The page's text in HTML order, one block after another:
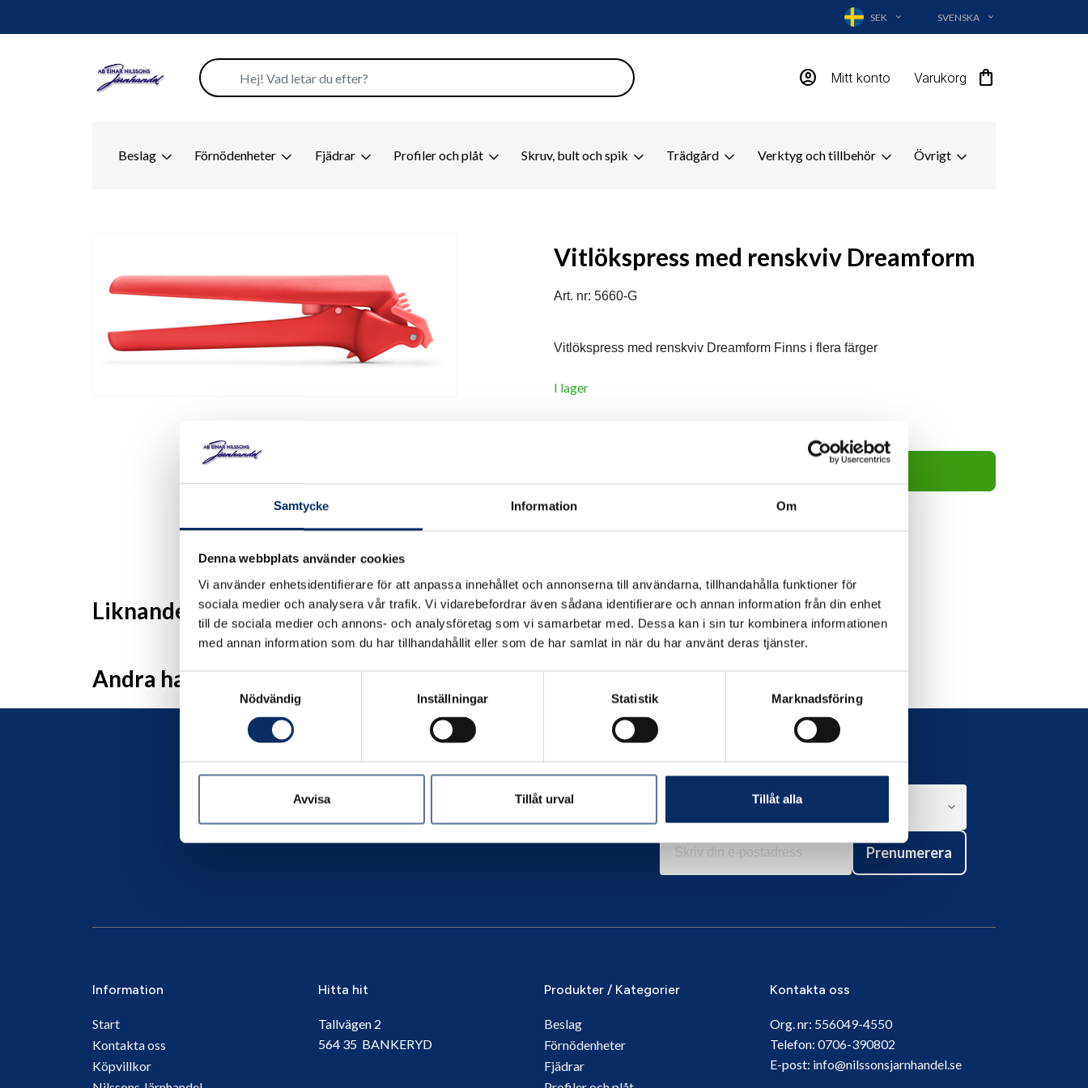
Samtycke Information Om
Denna webbplats använder cookies
Vi använder enhetsidentifierare för att anpassa innehållet och annonserna till användarna, tillhandahålla funktioner för
sociala medier och analysera vår trafik. Vi vidarebefordrar även sådana identifierare och annan information från din enhet
till de sociala medier och annons- och analysföretag som vi samarbetar med. Dessa kan i sin tur kombinera informationen
med annan information som du har tillhandahållit eller som de har samlat in när du har använt deras tjänster.
Samtyckesval
Nödvändig
Inställningar Statistik Marknadsföring
Avvisa Tillåt urval Tillåt alla
SEK EXPAND_MORE SVENSKA EXPAND_MORE
account_circle Mitt konto Varukorg shopping_bag
Beslag Förnödenheter Fjädrar Profiler och plåt Skruv, bult och spik Trädgård Verktyg och tillbehör Övrigt
Vitlökspress med renskviv Dreamform
Art. nr: 5660-G
Vitlökspress med renskviv Dreamform Finns i flera färger
I lager
Liknande produkter
Andra har även tittat på
Prenumerera
Information
Start
Kontakta oss
Köpvillkor
Hitta hit
Tallvägen 2
564 35 BANKERYD
Produkter / Kategorier
Beslag
Förnödenheter
Fjädrar
Kontakta oss
Org. nr: 556049-4550
Telefon: 0706-390802
E-post: info@nilssonsjarnhandel.se